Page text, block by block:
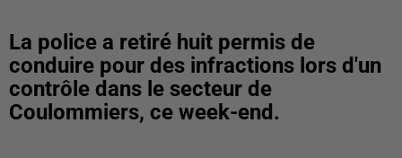
La police a retiré huit permis de
conduire pour des infractions lors d'un
contrôle dans le secteur de
Coulommiers, ce week-end.